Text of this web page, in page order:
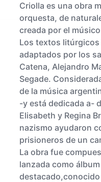
Criolla es una obra
orquesta, de
creada por el
Los textos
adaptados por los
Catena, Alejandro
Segade.
de la música
-y está dedicada a-
Elisabeth y Regina
nazismo ayudaron
prisioneros de un
La obra fue
lanzada como